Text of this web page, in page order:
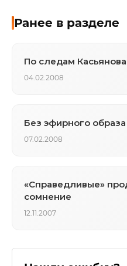
Ранее в разделе
По следам Касьянова
04.02.2008
Без эфирного образа
07.02.2008
«Справедливые»
сомнение
12.11.2007